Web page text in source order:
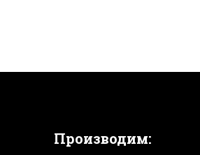
Производим: